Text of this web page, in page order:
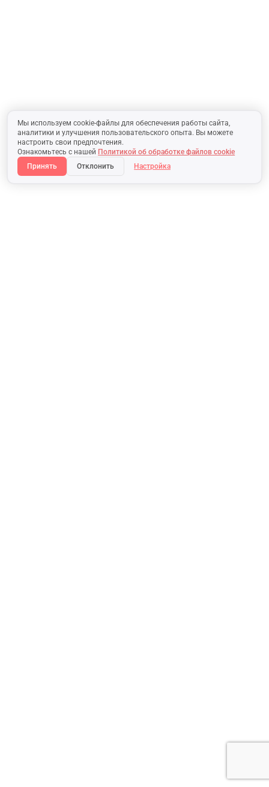
Мы используем cookie-файлы для обеспечения работы сайта,
аналитики и улучшения пользовательского опыта. Вы можете
настроить свои предпочтения.
Ознакомьтесь с нашей Политикой об обработке файлов cookie
Принять
Отклонить Настройка